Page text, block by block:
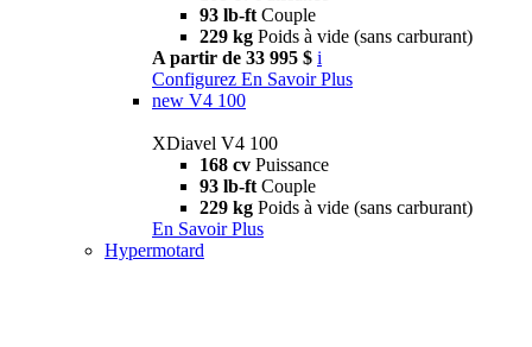
93 lb-ft Couple
229 kg Poids à vide (sans carburant)
A partir de 33 995 $ i
Configurez En Savoir Plus
new V4 100
XDiavel V4 100
168 cv Puissance
93 lb-ft Couple
229 kg Poids à vide (sans carburant)
En Savoir Plus
Hypermotard